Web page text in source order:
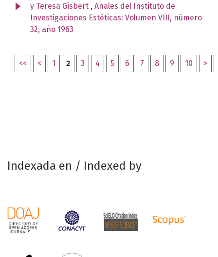
y Teresa Gisbert , Anales del Instituto de
Investigaciones Estéticas: Volumen VIII, número
32, año 1963
<< < 1 2 3 4 5 6 7 8 9 10 >
Indexada en / Indexed by